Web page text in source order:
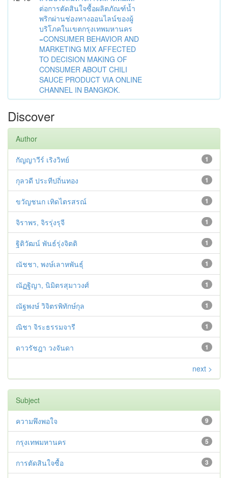
ต่อการตัดสินใจซื้อผลิตภัณฑ์น้ำ
พริกผ่านช่องทางออนไลน์ของผู้
บริโภคในเขตกรุงเทพมหานคร
=CONSUMER BEHAVIOR AND
MARKETING MIX AFFECTED
TO DECISION MAKING OF
CONSUMER ABOUT CHILI
SAUCE PRODUCT VIA ONLINE
CHANNEL IN BANGKOK.
Discover
Author
1
กัญญาวีร์ เริงวิทย์
1
กุลวดี ประทีปถิ่นทอง
1
ขวัญชนก เทิดไตรสรณ์
1
จิราพร, จิรรุ่งรุจี
1
ฐิติวัฒน์ พันธ์รุ่งจิตติ
1
ณัชชา, พงษ์เลาหพันธุ์
1
ณัฏฐิญา, นิมิตรสุมาวงศ์
1
ณัฐพงษ์ วิจิตรพิทักษ์กุล
1
ณิชา จิระธรรมจารี
1
ดาวรัชฎา วงจันดา
next >
Subject
9
ความพึงพอใจ
5
กรุงเทพมหานคร
3
การตัดสินใจซื้อ